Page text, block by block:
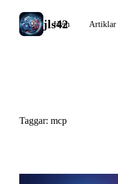
jls42
Hem Artiklar
Taggar: mcp